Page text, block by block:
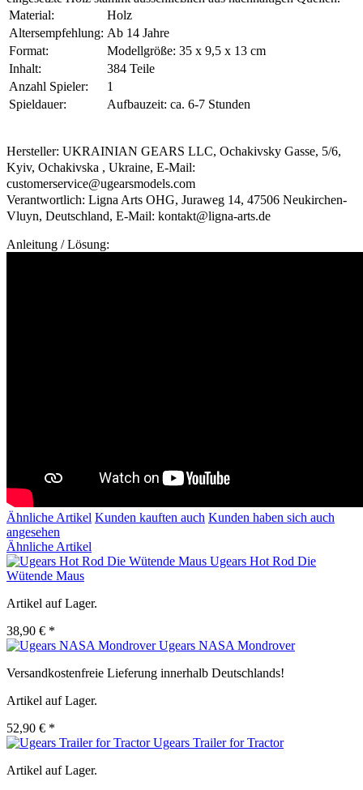
Material:
Holz
Altersempfehlung: Ab 14 Jahre
Format:
Modellgröße: 35 x 9,5 x 13 cm
Inhalt:
384 Teile
Anzahl Spieler:
1
Spieldauer:
Aufbauzeit: ca. 6-7 Stunden
Hersteller: UKRAINIAN GEARS LLC, Ochakivsky Gasse, 5/6,
Kyiv, Ochakivska , Ukraine, E-Mail:
customerservice@ugearsmodels.com
Verantwortlich: Ligna Arts OHG, Juraweg 14, 47506 Neukirchen-
Vluyn, Deutschland, E-Mail: kontakt@ligna-arts.de
Anleitung / Lösung:
Ähnliche Artikel Kunden kauften auch Kunden haben sich auch
angesehen
Ähnliche Artikel
Ugears Hot Rod Die
Wütende Maus
Artikel auf Lager.
38,90 € *
Ugears NASA Mondrover
Versandkostenfreie Lieferung innerhalb Deutschlands!
Artikel auf Lager.
52,90 € *
Ugears Trailer for Tractor
Artikel auf Lager.